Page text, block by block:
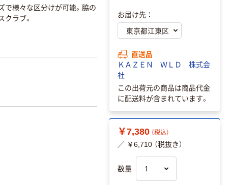
で様々な区分けが可能。脇の
ラブ。
お届け先：
直送品
ＫＡＺＥＮ ＷＬＤ 株式会
社
この出荷元の商品は商品代金
に配送料が含まれています。
￥7,380 （税込）
／ ￥6,710 （税抜き）
数量